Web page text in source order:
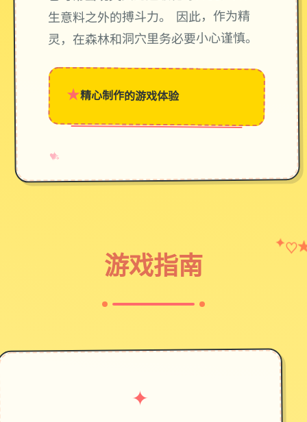
生意料之外的搏斗力。 因此，作为精
灵，在森林和洞穴里务必要小心谨慎。
★精心制作的游戏体验
♥
✧
→
游戏指南
✦♡
✦